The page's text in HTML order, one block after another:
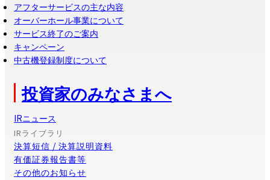
アフターサービスの主な内容
オーバーホール事業について
サービス終了のご案内
キャンペーン
中古機登録制度について
投資家のみなさまへ
IRニュース
IRライブラリ
決算短信 / 決算説明資料
有価証券報告書等
その他のお知らせ